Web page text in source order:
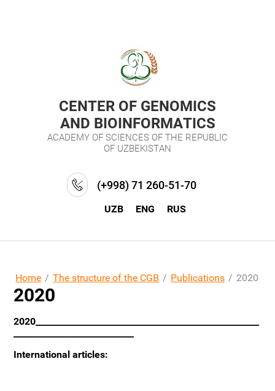
CENTER OF GENOMICS
AND BIOINFORMATICS
ACADEMY OF SCIENCES OF THE REPUBLIC
OF UZBEKISTAN
(+998) 71 260-51-70
UZB ENG RUS
Home / The structure of the CGB / Publications / 2020
2020
2020____________________________________________________
International articles: